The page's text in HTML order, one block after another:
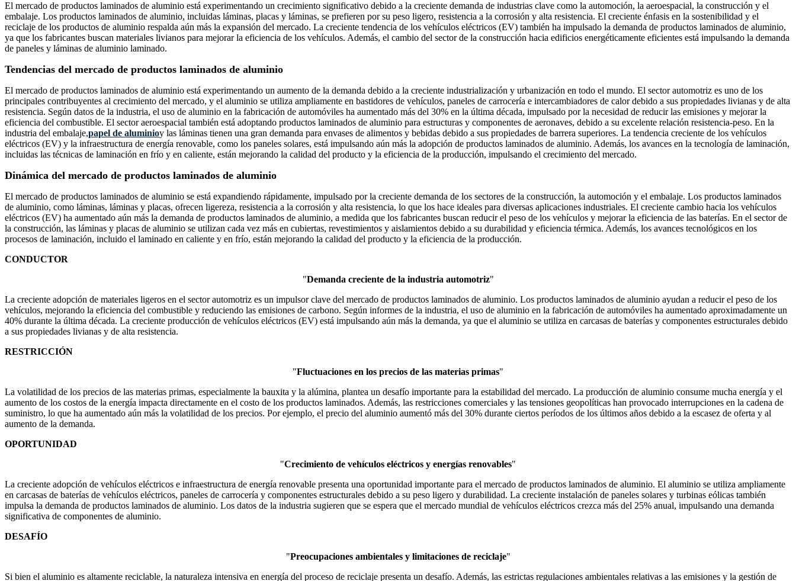
El mercado de productos laminados de aluminio está experimentando un crecimiento significativo debido a la creciente demanda de industrias clave como la automoción, la aeroespacial, la construcción y el
embalaje. Los productos laminados de aluminio, incluidas láminas, placas y láminas, se prefieren por su peso ligero, resistencia a la corrosión y alta resistencia. El creciente énfasis en la sostenibilidad y el
reciclaje de los productos de aluminio respalda aún más la expansión del mercado. La creciente tendencia de los vehículos eléctricos (EV) también ha impulsado la demanda de productos laminados de aluminio,
ya que los fabricantes buscan materiales livianos para mejorar la eficiencia de los vehículos. Además, el cambio del sector de la construcción hacia edificios energéticamente eficientes está impulsando la demanda
de paneles y láminas de aluminio laminado.
Tendencias del mercado de productos laminados de aluminio
El mercado de productos laminados de aluminio está experimentando un aumento de la demanda debido a la creciente industrialización y urbanización en todo el mundo. El sector automotriz es uno de los
principales contribuyentes al crecimiento del mercado, y el aluminio se utiliza ampliamente en bastidores de vehículos, paneles de carrocería e intercambiadores de calor debido a sus propiedades livianas y de alta
resistencia. Según datos de la industria, el uso de aluminio en la fabricación de automóviles ha aumentado más del 30% en la última década, impulsado por la necesidad de reducir las emisiones y mejorar la
eficiencia del combustible. El sector aeroespacial también está adoptando productos laminados de aluminio para estructuras y componentes de aeronaves, debido a su excelente relación resistencia-peso. En la
industria del embalaje,papel de aluminioy las láminas tienen una gran demanda para envases de alimentos y bebidas debido a sus propiedades de barrera superiores. La tendencia creciente de los vehículos
eléctricos (EV) y la infraestructura de energía renovable, como los paneles solares, está impulsando aún más la adopción de productos laminados de aluminio. Además, los avances en la tecnología de laminación,
incluidas las técnicas de laminación en frío y en caliente, están mejorando la calidad del producto y la eficiencia de la producción, impulsando el crecimiento del mercado.
Dinámica del mercado de productos laminados de aluminio
El mercado de productos laminados de aluminio se está expandiendo rápidamente, impulsado por la creciente demanda de los sectores de la construcción, la automoción y el embalaje. Los productos laminados
de aluminio, como láminas, láminas y placas, ofrecen ligereza, resistencia a la corrosión y alta resistencia, lo que los hace ideales para diversas aplicaciones industriales. El creciente cambio hacia los vehículos
eléctricos (EV) ha aumentado aún más la demanda de productos laminados de aluminio, a medida que los fabricantes buscan reducir el peso de los vehículos y mejorar la eficiencia de las baterías. En el sector de
la construcción, las láminas y placas de aluminio se utilizan cada vez más en cubiertas, revestimientos y aislamientos debido a su durabilidad y eficiencia térmica. Además, los avances tecnológicos en los
procesos de laminación, incluido el laminado en caliente y en frío, están mejorando la calidad del producto y la eficiencia de la producción.
CONDUCTOR
"Demanda creciente de la industria automotriz"
La creciente adopción de materiales ligeros en el sector automotriz es un impulsor clave del mercado de productos laminados de aluminio. Los productos laminados de aluminio ayudan a reducir el peso de los
vehículos, mejorando la eficiencia del combustible y reduciendo las emisiones de carbono. Según informes de la industria, el uso de aluminio en la fabricación de automóviles ha aumentado aproximadamente un
40% durante la última década. La creciente producción de vehículos eléctricos (EV) está impulsando aún más la demanda, ya que el aluminio se utiliza en carcasas de baterías y componentes estructurales debido
a sus propiedades livianas y de alta resistencia.
RESTRICCIÓN
"Fluctuaciones en los precios de las materias primas"
La volatilidad de los precios de las materias primas, especialmente la bauxita y la alúmina, plantea un desafío importante para la estabilidad del mercado. La producción de aluminio consume mucha energía y el
aumento de los costos de la energía impacta directamente en el costo de los productos laminados. Además, las restricciones comerciales y las tensiones geopolíticas han provocado interrupciones en la cadena de
suministro, lo que ha aumentado aún más la volatilidad de los precios. Por ejemplo, el precio del aluminio aumentó más del 30% durante ciertos períodos de los últimos años debido a la escasez de oferta y al
aumento de la demanda.
OPORTUNIDAD
"Crecimiento de vehículos eléctricos y energías renovables"
La creciente adopción de vehículos eléctricos e infraestructura de energía renovable presenta una oportunidad importante para el mercado de productos laminados de aluminio. El aluminio se utiliza ampliamente
en carcasas de baterías de vehículos eléctricos, paneles de carrocería y componentes estructurales debido a su peso ligero y durabilidad. La creciente instalación de paneles solares y turbinas eólicas también
impulsa la demanda de productos laminados de aluminio. Los datos de la industria sugieren que se espera que el mercado mundial de vehículos eléctricos crezca más del 25% anual, impulsando una demanda
significativa de componentes de aluminio.
DESAFÍO
"Preocupaciones ambientales y limitaciones de reciclaje"
Si bien el aluminio es altamente reciclable, la naturaleza intensiva en energía del proceso de reciclaje presenta un desafío. Además, las estrictas regulaciones ambientales relativas a las emisiones y la gestión de